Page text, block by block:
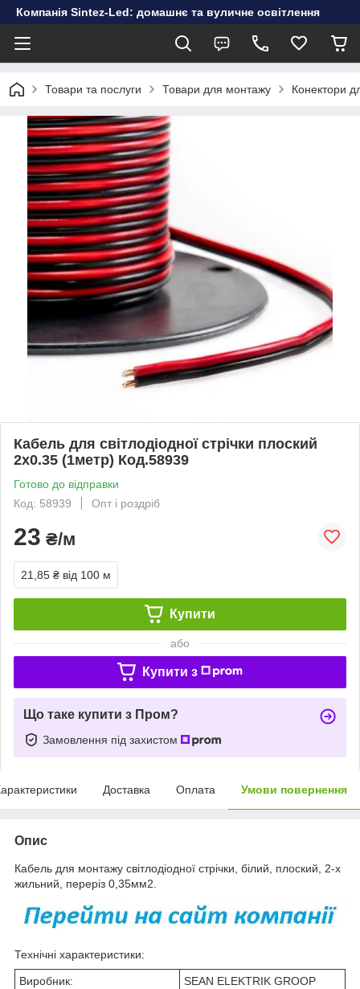
Компанія Sintez-Led: домашнє та вуличне освітлення
Товари та послуги Товари для монтажу Конектори
Кабель для світлодіодної стрічки плоский
2х0.35 (1метр) Код.58939
Готово до відправки
Код: 58939
Опт і роздріб
23 ₴/м
21,85 ₴ від 100 м
Купити
або
Купити з
Що таке купити з Пром?
Замовлення під захистом
Доставка Оплата Умови повернення
Опис
Кабель для монтажу світлодіодної стрічки, білий, плоский, 2-х
жильний, переріз 0,35мм2.
Технічні характеристики:
Виробник:
SEAN ELEKTRIK GROOP